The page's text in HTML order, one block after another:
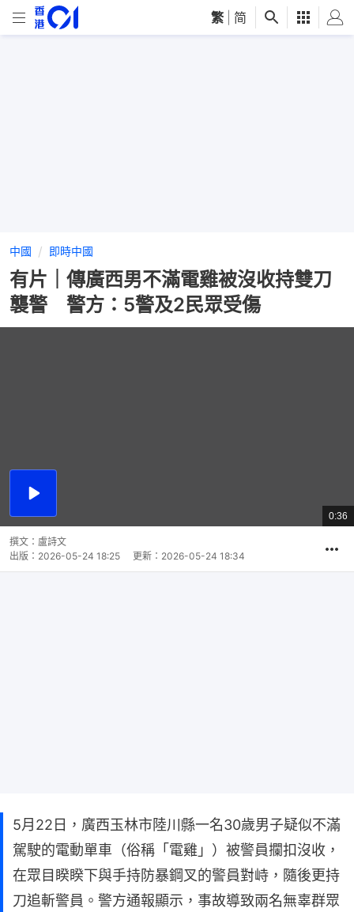
繁 简
中國 即時中國
有片｜傳廣西男不滿電雞被沒收持雙刀
襲警 警方：5警及2民眾受傷
播
總
共
0:36
撰文： 盧詩文
出版： 2026-05-24 18:25 更新： 2026-05-24 18:34
5月22日，廣西玉林市陸川縣一名30歲男子疑似不滿
駕駛的電動單車（俗稱「電雞」）被警員攔扣沒收，
在眾目睽睽下與手持防暴鋼叉的警員對峙，隨後更持
刀追斬警員。警方通報顯示，事故導致兩名無辜群眾